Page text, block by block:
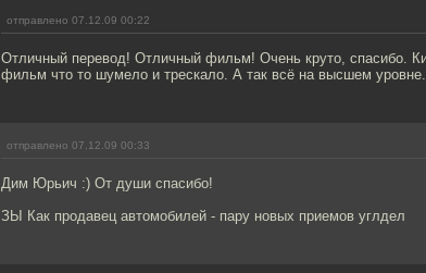
отправлено 07.12.09 00:22
Отличный перевод! Отличный фильм! Очень круто, спасибо.
фильм что то шумело и трескало. А так всё на высшем уровне.
отправлено 07.12.09 00:33
Дим Юрьич :) От души спасибо!
ЗЫ Как продавец автомобилей - пару новых приемов углдел